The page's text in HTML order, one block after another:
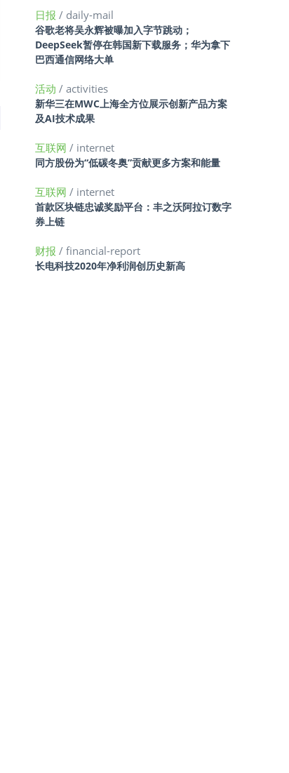
日报 / daily-mail
谷歌老将吴永辉被曝加入字节跳动；
DeepSeek暂停在韩国新下载服务；华为拿下
巴西通信网络大单
活动 / activities
新华三在MWC上海全方位展示创新产品方案
及AI技术成果
互联网 / internet
同方股份为“低碳冬奥”贡献更多方案和能量
互联网 / internet
首款区块链忠诚奖励平台：丰之沃阿拉订数字
券上链
财报 / financial-report
长电科技2020年净利润创历史新高